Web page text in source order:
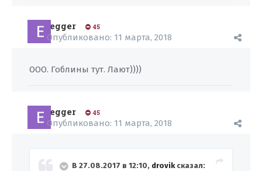
egger 45
Опубликовано: 11 марта, 2018
ООО. Гоблины тут. Лают))))
egger 45
Опубликовано: 11 марта, 2018
В 27.08.2017 в 12:10, drovikсказал: